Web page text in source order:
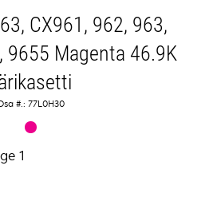
CX961, 962, 963,
9655 Magenta 46.9K
#.: 77L0H30